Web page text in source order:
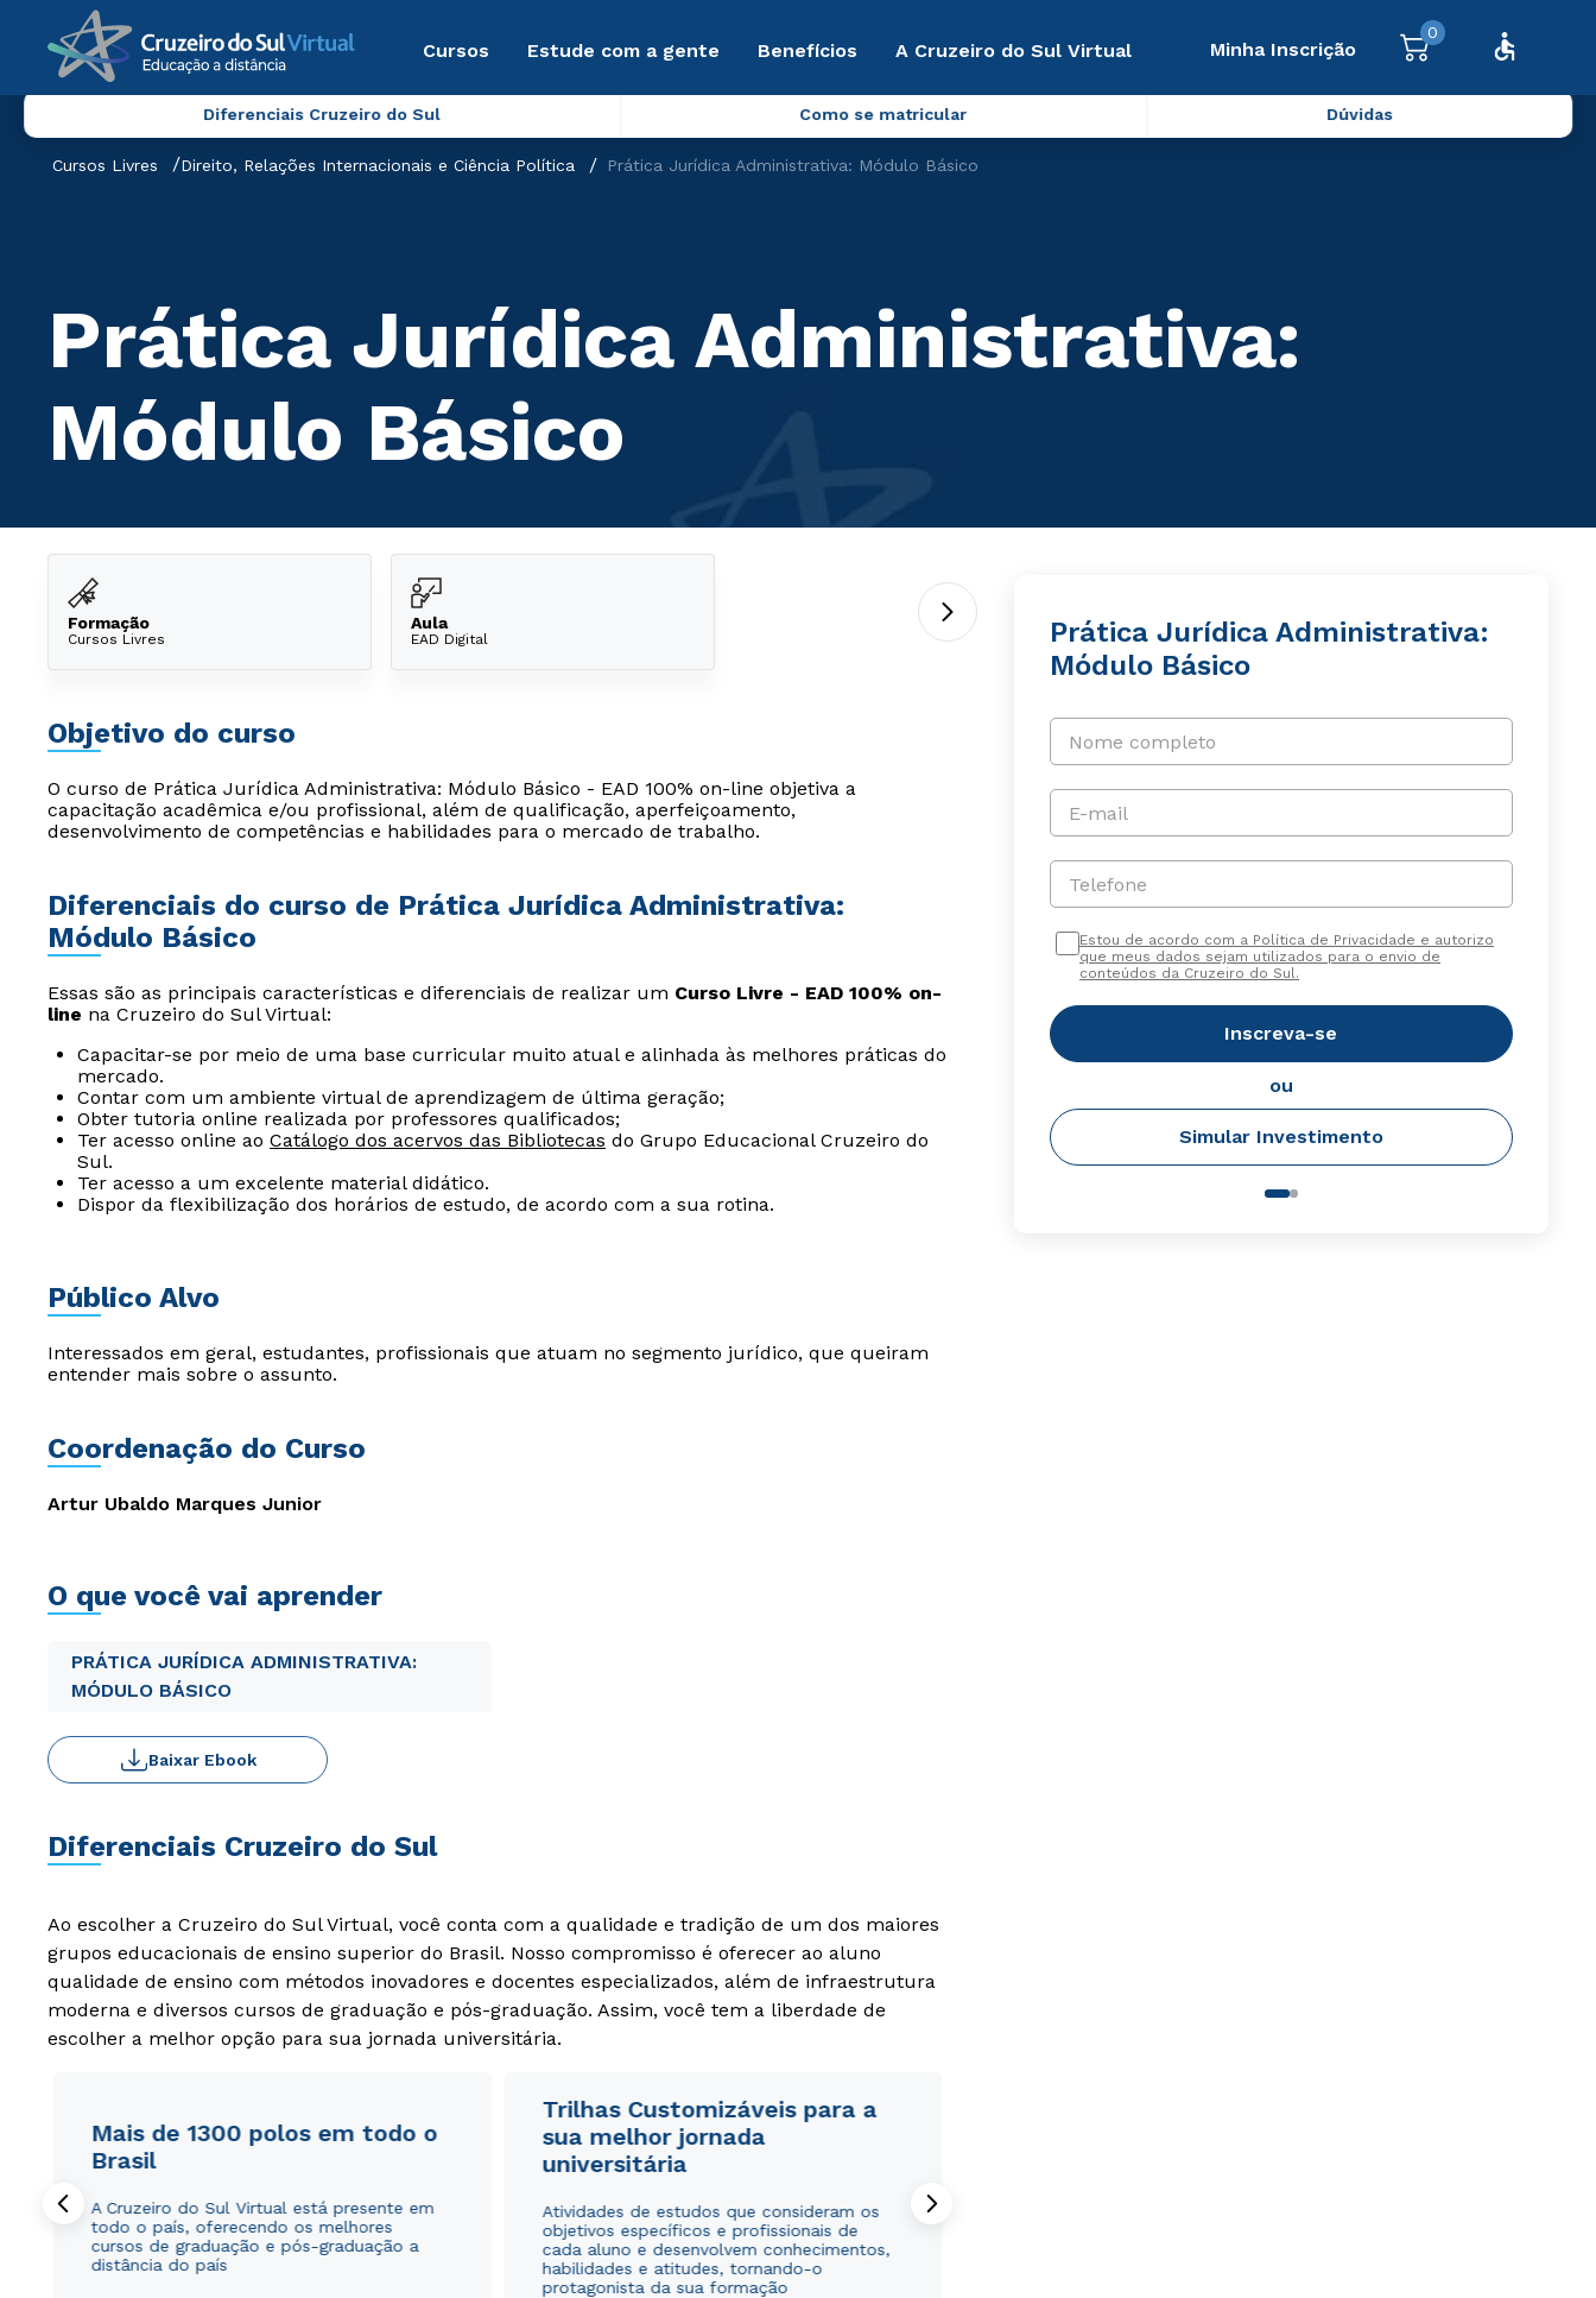
Cursos Estude com a gente Benefícios A Cruzeiro do Sul Virtual Minha Inscrição
0
Diferenciais Cruzeiro do Sul Como se matricular Dúvidas
Cursos Livres Direito, Relações Internacionais e Ciência Política Prática Jurídica Administrativa: Módulo Básico
Prática Jurídica Administrativa:
Módulo Básico
Formação
Cursos Livres
Aula
EAD Digital
Objetivo do curso
O curso de Prática Jurídica Administrativa: Módulo Básico - EAD 100% on-line objetiva a
capacitação acadêmica e/ou profissional, além de qualificação, aperfeiçoamento,
desenvolvimento de competências e habilidades para o mercado de trabalho.
Diferenciais do curso de Prática Jurídica Administrativa:
Módulo Básico
Essas são as principais características e diferenciais de realizar um Curso Livre - EAD 100% on-
line na Cruzeiro do Sul Virtual:
Capacitar-se por meio de uma base curricular muito atual e alinhada às melhores práticas do
mercado.
Contar com um ambiente virtual de aprendizagem de última geração;
Obter tutoria online realizada por professores qualificados;
Ter acesso online ao Catálogo dos acervos das Bibliotecas do Grupo Educacional Cruzeiro do
Sul.
Ter acesso a um excelente material didático.
Dispor da flexibilização dos horários de estudo, de acordo com a sua rotina.
Público Alvo
Interessados em geral, estudantes, profissionais que atuam no segmento jurídico, que queiram
entender mais sobre o assunto.
Coordenação do Curso
Artur Ubaldo Marques Junior
O que você vai aprender
PRÁTICA JURÍDICA ADMINISTRATIVA:
MÓDULO BÁSICO
Baixar Ebook
Diferenciais Cruzeiro do Sul
Ao escolher a Cruzeiro do Sul Virtual, você conta com a qualidade e tradição de um dos maiores
grupos educacionais de ensino superior do Brasil. Nosso compromisso é oferecer ao aluno
qualidade de ensino com métodos inovadores e docentes especializados, além de infraestrutura
moderna e diversos cursos de graduação e pós-graduação. Assim, você tem a liberdade de
escolher a melhor opção para sua jornada universitária.
Mais de 1300 polos em todo o
Brasil
A Cruzeiro do Sul Virtual está presente em
todo o país, oferecendo os melhores
cursos de graduação e pós-graduação a
distância do país
Trilhas Customizáveis para a
sua melhor jornada
universitária
Atividades de estudos que consideram os
objetivos específicos e profissionais de
cada aluno e desenvolvem conhecimentos,
habilidades e atitudes, tornando-o
protagonista da sua formação
Prática Jurídica Administrativa:
Módulo Básico
Nome completo
E-mail
Telefone
Estou de acordo com a Política de Privacidade e autorizo
que meus dados sejam utilizados para o envio de
conteúdos da Cruzeiro do Sul.
Inscreva-se
ou
Simular Investimento
WhatsApp
ou
Estou de acordo com a Política de Privacidade.
autorizo que meus dados sejam utilizados para o
envio de conteúdos da Cruzeiro do Sul.
WhatsApp
ou
Estou de acordo com a Política de Privacidade.
autorizo que meus dados sejam utilizados para o
envio de conteúdos da Cruzeiro do Sul.